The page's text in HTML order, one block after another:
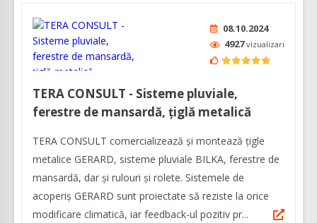
08.10.2024
4927vizualizari
TERA CONSULT - Sisteme pluviale,
ferestre de mansardă, țiglă metalică
TERA CONSULT comercializează și montează țigle
metalice GERARD, sisteme pluviale BILKA, ferestre de
mansardă, dar și rulouri și rolete. Sistemele de
acoperiș GERARD sunt proiectate să reziste la orice
modificare climatică, iar feedback-ul pozitiv pr...